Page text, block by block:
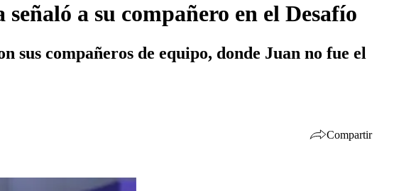
a su compañero en el Desafío
sus compañeros de equipo, donde Juan no fue el
Compartir